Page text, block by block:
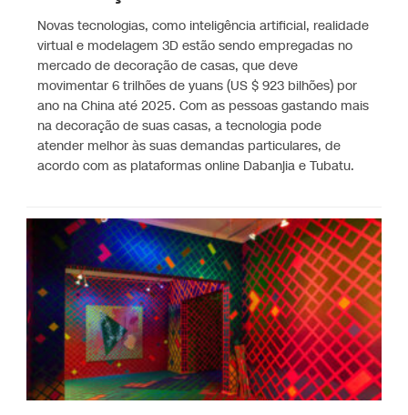
Novas tecnologias, como inteligência artificial, realidade
virtual e modelagem 3D estão sendo empregadas no
mercado de decoração de casas, que deve
movimentar 6 trilhões de yuans (US $ 923 bilhões) por
ano na China até 2025. Com as pessoas gastando mais
na decoração de suas casas, a tecnologia pode
atender melhor às suas demandas particulares, de
acordo com as plataformas online Dabanjia e Tubatu.